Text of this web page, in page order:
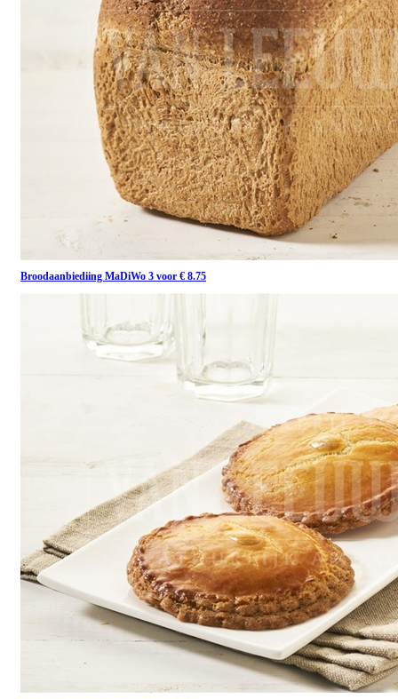
Broodaanbiediing MaDiWo 3 voor € 8.75